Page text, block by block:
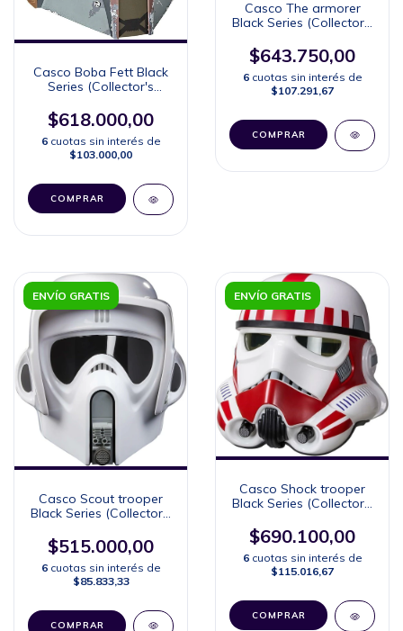
Casco Boba Fett Black
Series (Collector's
$618.000,00
6 cuotas sin interés de
$103.000,00
Casco The armorer
Black Series (Collector's
$643.750,00
6 cuotas sin interés de
$107.291,67
ENVÍO GRATIS
Casco Scout trooper
Black Series (Collector's
$515.000,00
6 cuotas sin interés de
$85.833,33
ENVÍO GRATIS
Casco Shock trooper
Black Series (Collector's
$690.100,00
6 cuotas sin interés de
$115.016,67